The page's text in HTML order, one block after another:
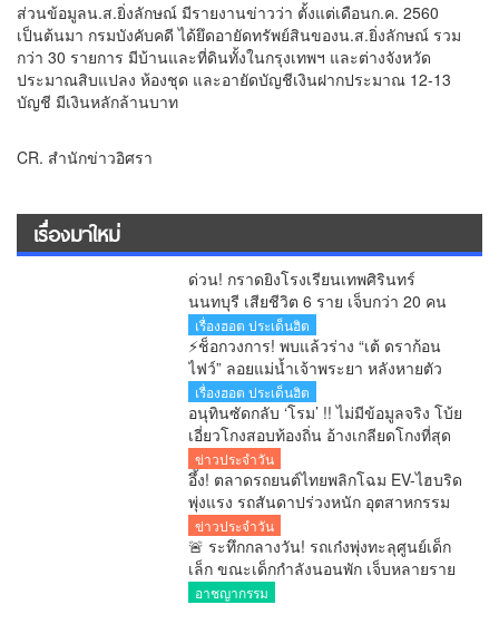
ส่วนข้อมูลน.ส.ยิ่งลักษณ์ มีรายงานข่าวว่า ตั้งแต่เดือนก.ค. 2560
เป็นต้นมา กรมบังคับคดี ได้ยึดอายัดทรัพย์สินของน.ส.ยิ่งลักษณ์ รวม
กว่า 30 รายการ มีบ้านและที่ดินทั้งในกรุงเทพฯ และต่างจังหวัด
ประมาณสิบแปลง ห้องชุด และอายัดบัญชีเงินฝากประมาณ 12-13
บัญชี มีเงินหลักล้านบาท
CR. สำนักข่าวอิศรา
เรื่องมาใหม่
ด่วน! กราดยิงโรงเรียนเทพศิรินทร์
นนทบุรี เสียชีวิต 6 ราย เจ็บกว่า 20 คน
ตำรวจคุมสถานการณ์ได้แล้ว
เรื่องฮอต ประเด็นฮิต
⚡ช็อกวงการ! พบแล้วร่าง “เต้ ดราก้อน
ไฟว์” ลอยแม่น้ำเจ้าพระยา หลังหายตัว
ปริศนาตั้งแต่เช้ามืด
เรื่องฮอต ประเด็นฮิต
อนุทินซัดกลับ ‘โรม’ !! ไม่มีข้อมูลจริง โบ้ย
เอี่ยวโกงสอบท้องถิ่น อ้างเกลียดโกงที่สุด
ขู่เอาผิดข่าวปลอม
ข่าวประจำวัน
อึ้ง! ตลาดรถยนต์ไทยพลิกโฉม EV-ไฮบริด
พุ่งแรง รถสันดาปร่วงหนัก อุตสาหกรรม
ยานยนต์เปลี่ยนครั้งใหญ่
ข่าวประจำวัน
🚨 ระทึกกลางวัน! รถเก๋งพุ่งทะลุศูนย์เด็ก
เล็ก ขณะเด็กกำลังนอนพัก เจ็บหลายราย
ผู้ปกครองแห่รุดดูอาการ
อาชญากรรม